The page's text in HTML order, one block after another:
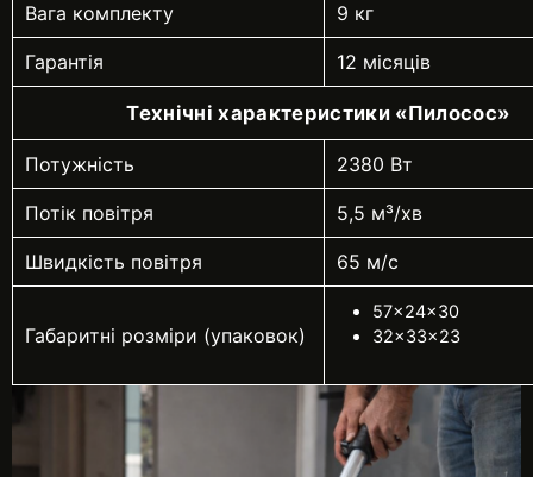
Вага комплекту 9 кг
Гарантія 12 місяців
Технічні характеристики «Пилосос»
Потужність 2380 Вт
Потік повітря 5,5 м³/хв
Швидкість повітря 65 м/с
Габаритні розміри (упаковок)
57×24×30
32×33×23